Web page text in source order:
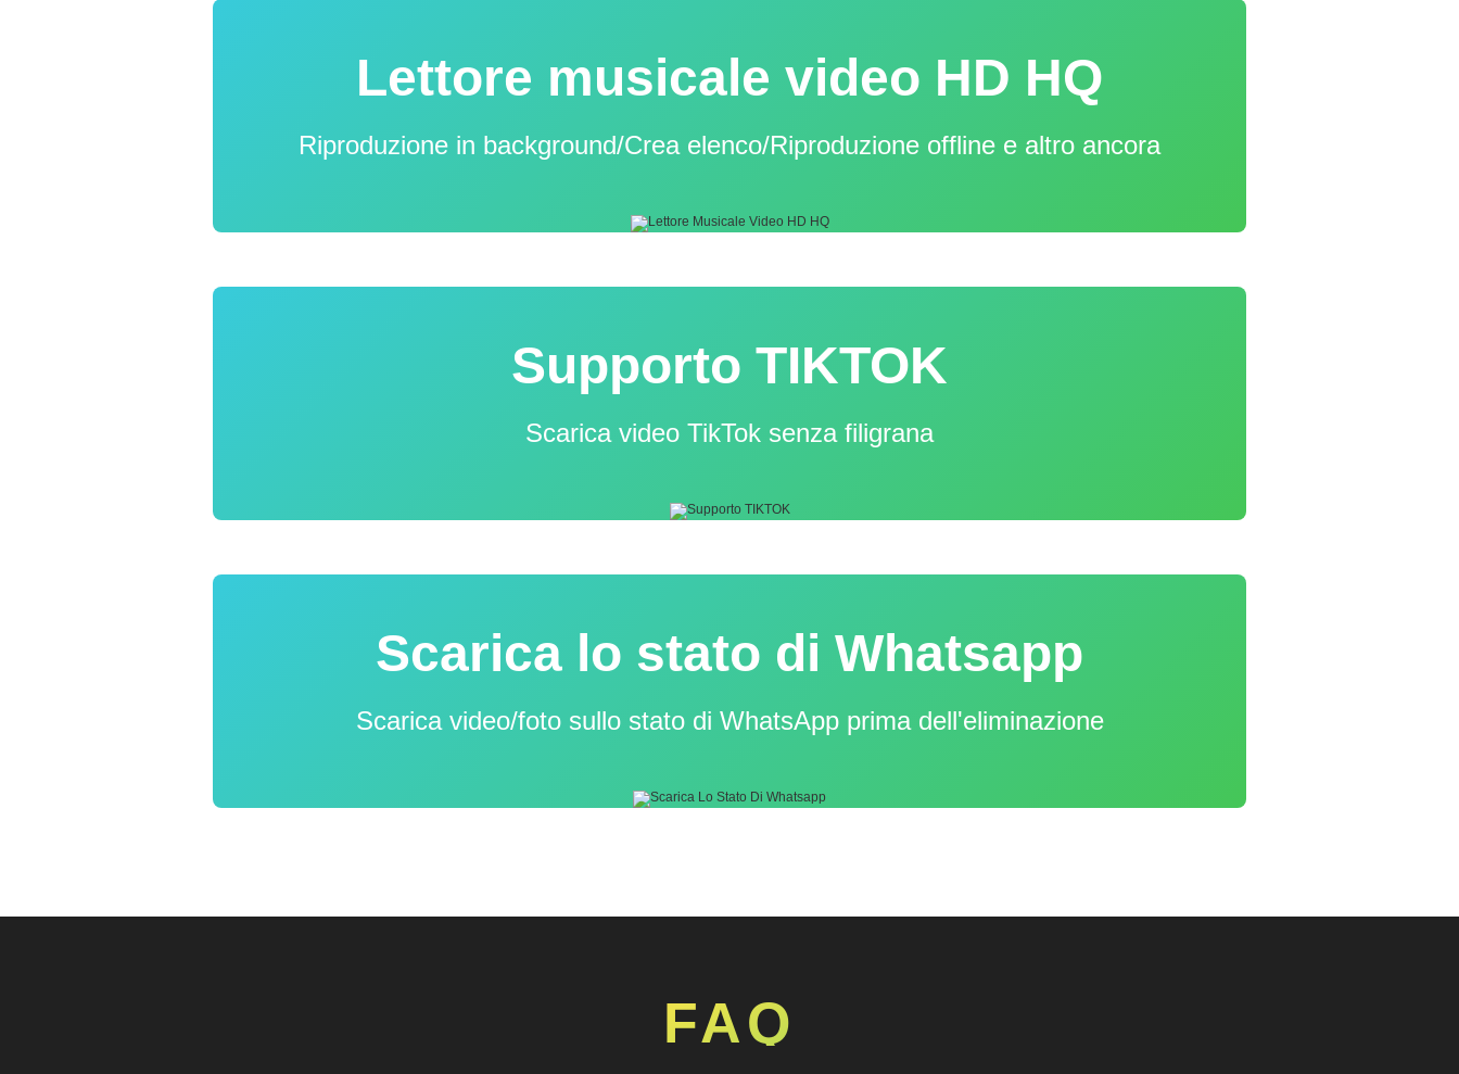
Lettore musicale video HD HQ
Riproduzione in background/Crea elenco/Riproduzione offline e altro ancora
Supporto TIKTOK
Scarica video TikTok senza filigrana
Scarica lo stato di Whatsapp
Scarica video/foto sullo stato di WhatsApp prima dell'eliminazione
FAQ